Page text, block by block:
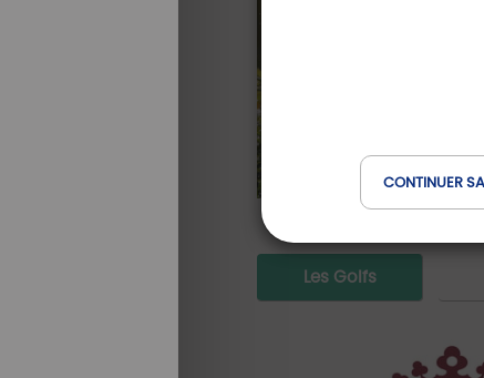
CONTINUER
Les Golfs